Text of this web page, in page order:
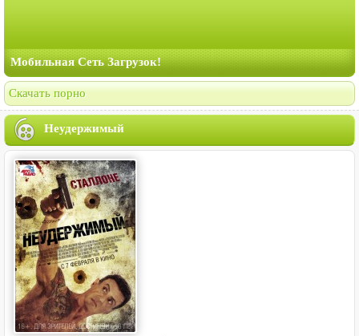
Мобильная Сеть Загрузок!
Скачать порно
Неудержимый